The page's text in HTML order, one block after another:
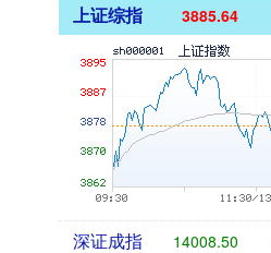
上证综指 3885.64
深证成指 14008.50